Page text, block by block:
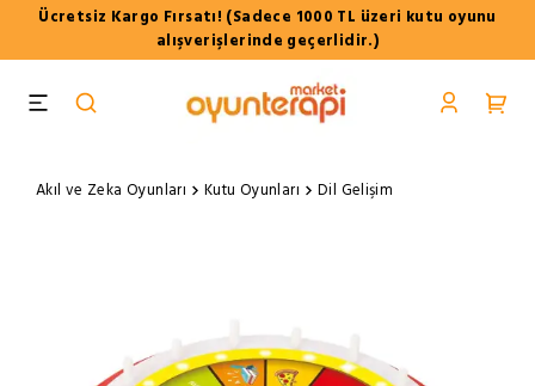
Ücretsiz Kargo Fırsatı! (Sadece 1000 TL üzeri kutu oyunu
alışverişlerinde geçerlidir.)
Akıl ve Zeka Oyunları Kutu Oyunları Dil Gelişim